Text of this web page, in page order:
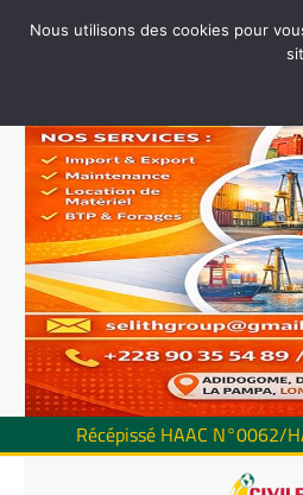
Récépissé HAAC
Nous utilisons des cookies pour